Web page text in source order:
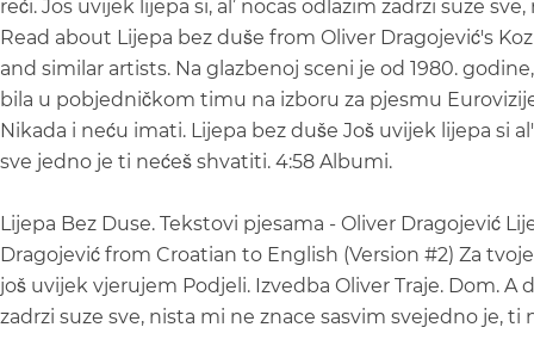
reći. Jos uvijek lijepa si, al’ nocas odlazim zadrzi suze
Read about Lijepa bez duše from Oliver Dragojević's
and similar artists. Na glazbenoj sceni je od 1980.
bila u pobjedničkom timu na izboru za pjesmu
Nikada i neću imati. Lijepa bez duše Još uvijek lijepa si
sve jedno je ti nećeš shvatiti. 4:58 Albumi.
Lijepa Bez Duse. Tekstovi pjesama - Oliver Dragojević
Dragojević from Croatian to English (Version #2) Za
još uvijek vjerujem Podjeli. Izvedba Oliver Traje. Dom. A
zadrzi suze sve, nista mi ne znace sasvim svejedno je, ti